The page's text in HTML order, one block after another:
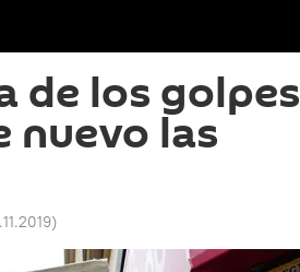
de los golpes
nuevo las
)